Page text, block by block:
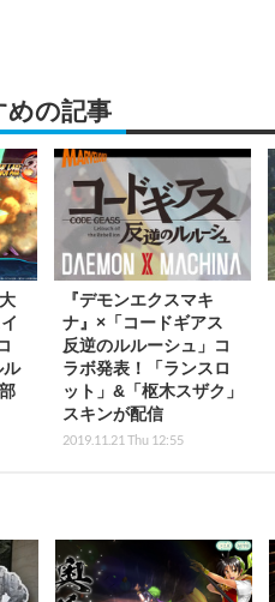
めの記事
ル
『デモンエクスマキ
ナ』×「コードギアス
反逆のルルーシュ」コ
ラボ発表！「ランスロ
ット」&「枢木スザク」
スキンが配信
2019.11.21 Thu 12:55